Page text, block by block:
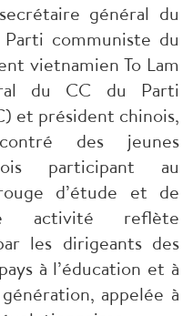
général du
communiste du
vietnamien To Lam
du CC du Parti
et président chinois,
des jeunes
participant au
d’étude et de
activité reflète
les dirigeants des
à l’éducation et à
appelée à